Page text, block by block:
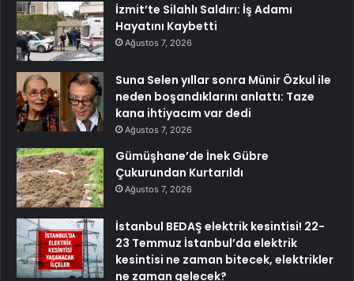
İzmit’te Silahlı Saldırı: İş Adamı
Hayatını Kaybetti
Ağustos 7, 2026
Suna Selen yıllar sonra Münir Özkul ile
neden boşandıklarını anlattı: Taze
kana ihtiyacım var dedi
Ağustos 7, 2026
Gümüşhane’de İnek Gübre
Çukurundan Kurtarıldı
Ağustos 7, 2026
İstanbul BEDAŞ elektrik kesintisi! 22-
23 Temmuz İstanbul’da elektrik
kesintisi ne zaman bitecek, elektrikler
ne zaman gelecek?